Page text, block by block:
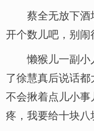
蔡全无放下酒
开个数儿吧，别闹
懒猴儿一副小
了徐慧真后说话
不会揪着点儿小
疼，我要给十块